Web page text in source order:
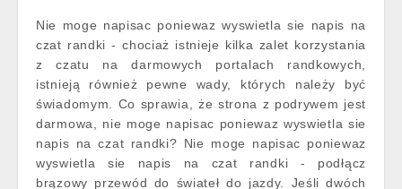
Nie moge napisac poniewaz wyswietla sie napis na
czat randki - chociaż istnieje kilka zalet korzystania
z czatu na darmowych portalach randkowych,
istnieją również pewne wady, których należy być
świadomym. Co sprawia, że strona z podrywem jest
darmowa, nie moge napisac poniewaz wyswietla sie
napis na czat randki? Nie moge napisac poniewaz
wyswietla sie napis na czat randki - podłącz
brązowy przewód do świateł do jazdy. Jeśli dwóch